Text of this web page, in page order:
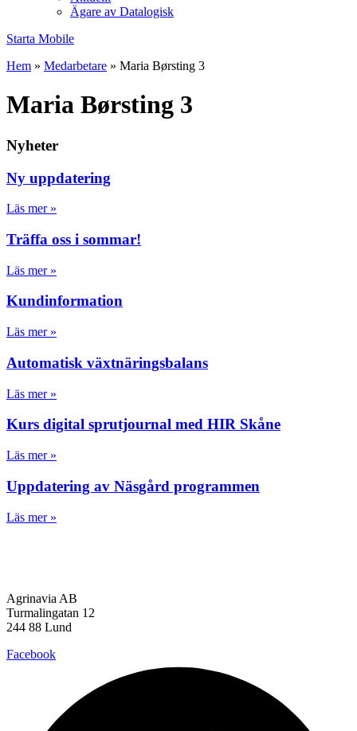
Ägare av Datalogisk
Starta Mobile
Hem » Medarbetare » Maria Børsting 3
Maria Børsting 3
Nyheter
Ny uppdatering
Läs mer »
Träffa oss i sommar!
Läs mer »
Kundinformation
Läs mer »
Automatisk växtnäringsbalans
Läs mer »
Kurs digital sprutjournal med HIR Skåne
Läs mer »
Uppdatering av Näsgård programmen
Läs mer »
Agrinavia AB
Turmalingatan 12
244 88 Lund
Facebook